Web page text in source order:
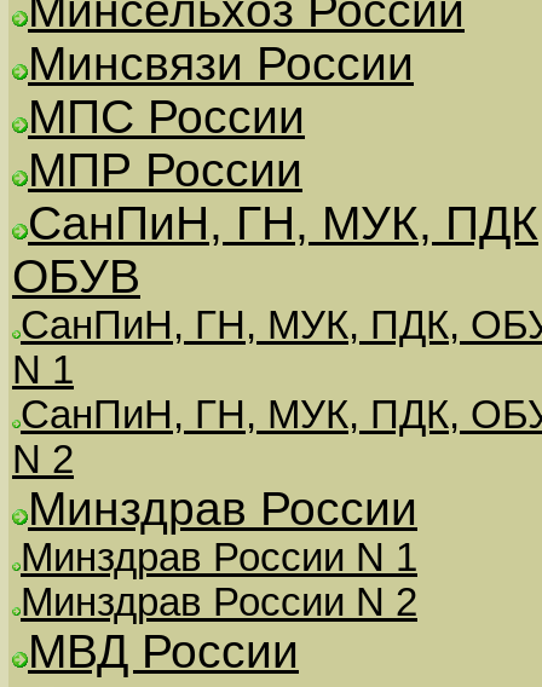
Минсвязи России
МПС России
МПР России
СанПиН, ГН, МУК,
ОБУВ
СанПиН, ГН, МУК, ПДК,
N 1
СанПиН, ГН, МУК, ПДК,
N 2
Минздрав России
Минздрав России N 1
Минздрав России N 2
МВД России